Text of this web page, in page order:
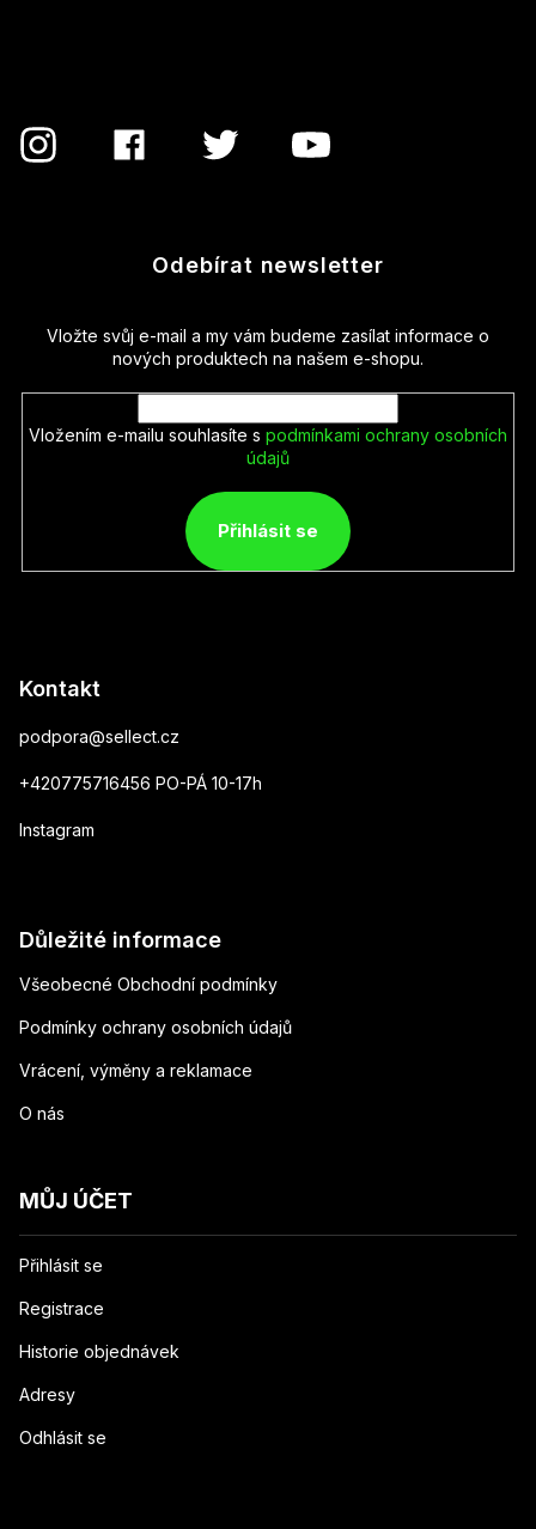
Odebírat newsletter
Vložte svůj e-mail a my vám budeme zasílat informace o
nových produktech na našem e-shopu.
Vložením e-mailu souhlasíte s podmínkami ochrany osobních
údajů
Přihlásit se
Kontakt
podpora@sellect.cz
+420775716456 PO-PÁ 10-17h
Instagram
Důležité informace
Všeobecné Obchodní podmínky
Podmínky ochrany osobních údajů
Vrácení, výměny a reklamace
O nás
MŮJ ÚČET
Přihlásit se
Registrace
Historie objednávek
Adresy
Odhlásit se